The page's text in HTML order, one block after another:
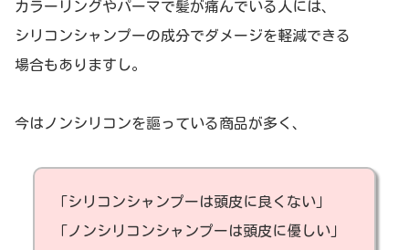
カラーリングやパーマで髪が痛んでいる人には、
シリコンシャンプーの成分でダメージを軽減できる
場合もありますし。
今はノンシリコンを謳っている商品が多く、
「シリコンシャンプーは頭皮に良くない」
「ノンシリコンシャンプーは頭皮に優しい」